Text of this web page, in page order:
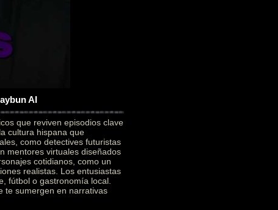
AI
que reviven episodios clave
cultura hispana que
como detectives futuristas
mentores virtuales diseñados
cotidianos, como un
realistas. Los entusiastas
fútbol o gastronomía local.
te sumergen en narrativas